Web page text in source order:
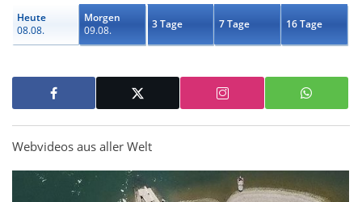
Heute
08.08.
Morgen
09.08.
3 Tage 7 Tage 16 Tage
Webvideos aus aller Welt